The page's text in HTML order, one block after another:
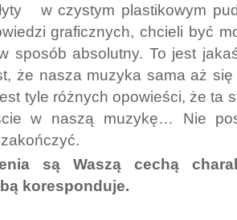
w czystym plastikowym
graficznych, chcieli być
sposób absolutny. To jest
że nasza muzyka sama aż
tyle różnych opowieści, że ta
w naszą muzykę… Nie
są Waszą cechą
koresponduje.